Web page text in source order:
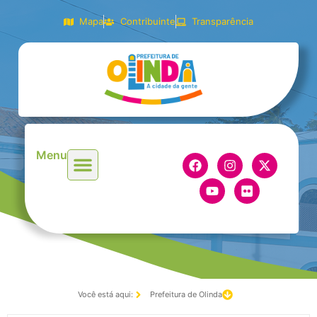
Mapa Contribuinte Transparência
Menu
Você está aqui: Prefeitura de Olinda